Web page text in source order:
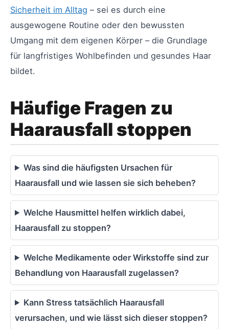
Sicherheit im Alltag – sei es durch eine
ausgewogene Routine oder den bewussten
Umgang mit dem eigenen Körper – die Grundlage
für langfristiges Wohlbefinden und gesundes Haar
bildet.
Häufige Fragen zu
Haarausfall stoppen
Was sind die häufigsten Ursachen für
Haarausfall und wie lassen sie sich beheben?
Welche Hausmittel helfen wirklich dabei,
Haarausfall zu stoppen?
Welche Medikamente oder Wirkstoffe sind zur
Behandlung von Haarausfall zugelassen?
Kann Stress tatsächlich Haarausfall
verursachen, und wie lässt sich dieser stoppen?